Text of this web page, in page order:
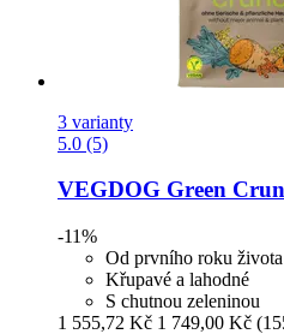
3 varianty
5.0 (5)
VEGDOG Green
-11%
Od prvního roku života
Křupavé a lahodné
S chutnou zeleninou
1 555,72 Kč 1 749,00 Kč